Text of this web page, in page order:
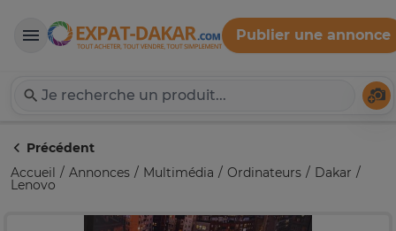
Expat-Dakar
Publier une annonce
Précédent
Accueil
Annonces Multimédia Ordinateurs Dakar
Lenovo